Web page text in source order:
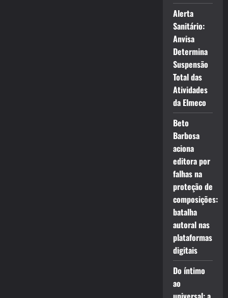
Alerta
Sanitário:
Anvisa
Determina
Suspensão
Total das
Atividades
da Elmeco
Beto
Barbosa
aciona
editora por
falhas na
proteção de
composições:
batalha
autoral nas
plataformas
digitais
Do íntimo
ao